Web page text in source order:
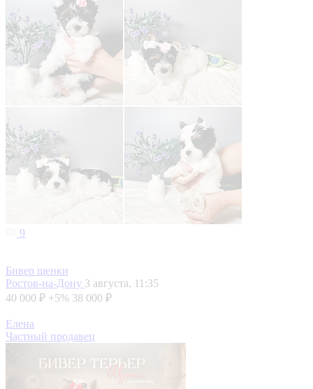
9
Бивер щенки
Ростов-на-Дону 3 августа, 11:35
40 000 ₽ +5% 38 000 ₽
Елена
Частный продавец